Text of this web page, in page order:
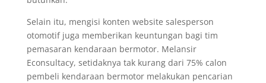
Selain itu, mengisi konten website salesperson
otomotif juga memberikan keuntungan bagi tim
pemasaran kendaraan bermotor. Melansir
Econsultacy, setidaknya tak kurang dari 75% calon
pembeli kendaraan bermotor melakukan pencarian